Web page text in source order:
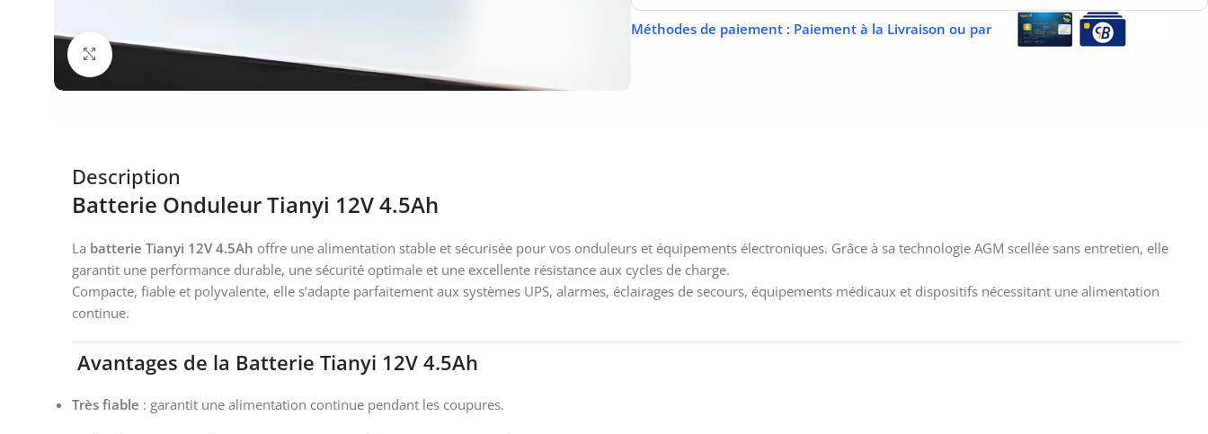
Click to enlarge
Méthodes de paiement : Paiement à la Livraison ou par
Description
Batterie Onduleur Tianyi 12V 4.5Ah
La batterie Tianyi 12V 4.5Ah offre une alimentation stable et sécurisée pour vos onduleurs et équipements électroniques. Grâce à sa technologie AGM scellée sans entretien, elle
garantit une performance durable, une sécurité optimale et une excellente résistance aux cycles de charge.
Compacte, fiable et polyvalente, elle s’adapte parfaitement aux systèmes UPS, alarmes, éclairages de secours, équipements médicaux et dispositifs nécessitant une alimentation
continue.
Avantages de la Batterie Tianyi 12V 4.5Ah
Très fiable : garantit une alimentation continue pendant les coupures.